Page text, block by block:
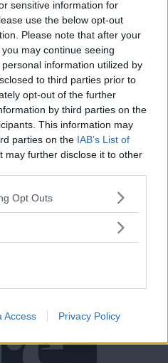
sensitive information for
use the below opt-out
Please note that after your
may continue seeing
information utilized by
to third parties prior to
opt-out of the further
by third parties on the
This information may
parties on the IAB’s List of
may further disclose it to other
uses one or more Google
behaviour. You may click to
purposes in below Google
Opt Outs
Access Privacy Policy
dagstidning som
länge, säger Joar